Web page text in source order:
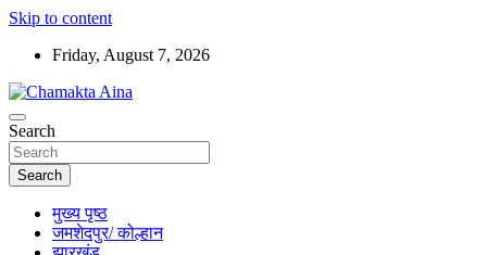
Skip to content
Friday, August 7, 2026
Chamakta Aina
Hindi News Paper – Jharkhand
Search
Search
मुख्य पृष्ठ
जमशेदपुर/ कोल्हान